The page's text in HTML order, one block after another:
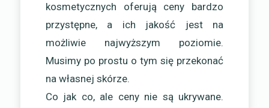
kosmetycznych oferują ceny bardzo
przystępne, a ich jakość jest na
możliwie najwyższym poziomie.
Musimy po prostu o tym się przekonać
na własnej skórze.
Co jak co, ale ceny nie są ukrywane.